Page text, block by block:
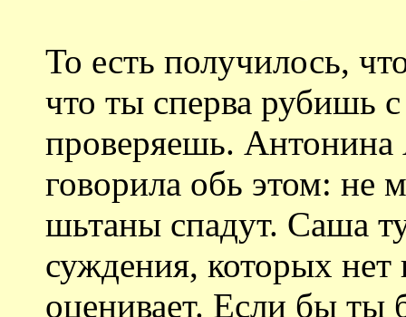
То есть получилось,
что ты сперва рубишь
проверяешь.
говорила обь этом:
шьтаны спадут. Саша
суждения, которых
оценивает. Если бы ты